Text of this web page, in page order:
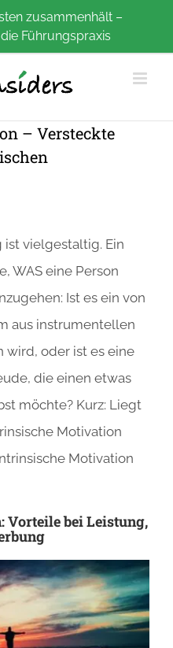
zusammenhält –
Führungspraxis
– Versteckte
vielgestaltig. Ein
WAS eine Person
Ist es ein von
aus instrumentellen
wird, oder ist es eine
die einen etwas
möchte? Kurz: Liegt
Motivation
Motivation
bei Leistung,